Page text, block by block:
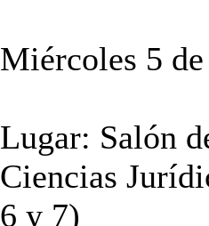
Miércoles 5
Lugar: Salón
Ciencias
6 y 7)